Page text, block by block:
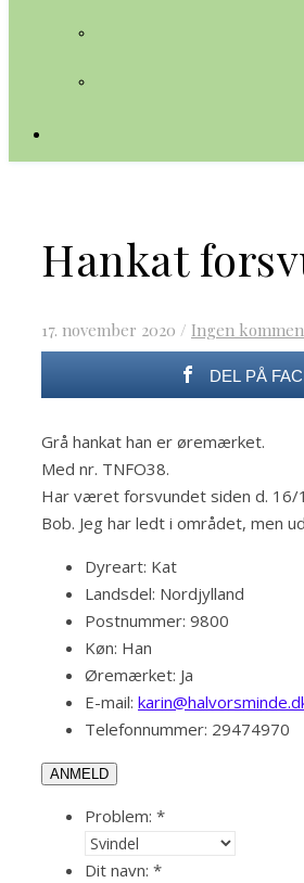
Hankat
17. november 2020 / Ingen
DEL PÅ
Grå hankat han er øremærket.
Med nr. TNFO38.
Har været forsvundet siden d. 16/
Bob. Jeg har ledt i området, men
Dyreart: Kat
Landsdel: Nordjylland
Postnummer: 9800
Køn: Han
Øremærket: Ja
E-mail:
Telefonnummer: 29474970
ANMELD
Problem: *
Dit navn: *